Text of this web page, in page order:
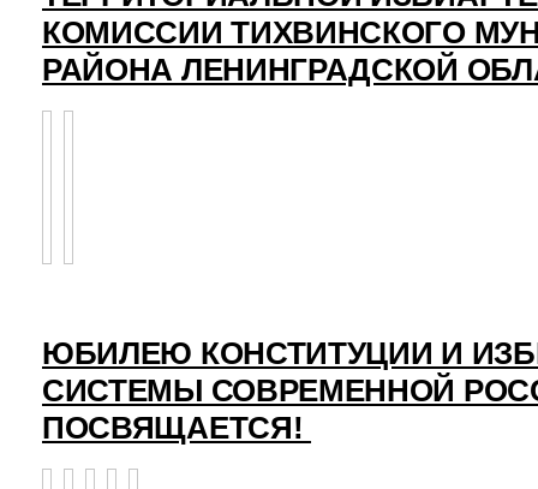
КОМИССИИ ТИХВИНСКОГО
РАЙОНА ЛЕНИНГРАДСКОЙ
ЮБИЛЕЮ КОНСТИТУЦИИ И
СИСТЕМЫ СОВРЕМЕННОЙ
ПОСВЯЩАЕТСЯ!